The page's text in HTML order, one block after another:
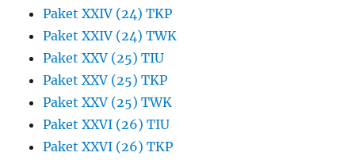
Paket XXIV (24) TKP
Paket XXIV (24) TWK
Paket XXV (25) TIU
Paket XXV (25) TKP
Paket XXV (25) TWK
Paket XXVI (26) TIU
Paket XXVI (26) TKP